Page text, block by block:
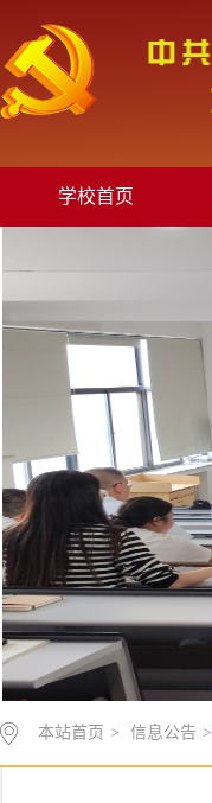
学校首页
本站首页 > 信息公告 >